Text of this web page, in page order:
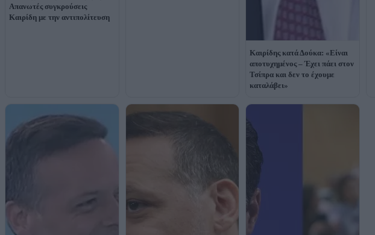
Απανωτές συγκρούσεις
Καιρίδη με την αντιπολίτευση
Καιρίδης κατά Δούκα: «Είναι
αποτυχημένος – Έχει πάει στον
Τσίπρα και δεν το έχουμε
καταλάβει»